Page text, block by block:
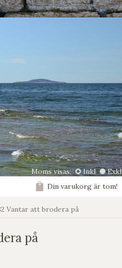
Moms visas: Inkl
Exkl
Din varukorg är tom!
Vantar att brodera på
på